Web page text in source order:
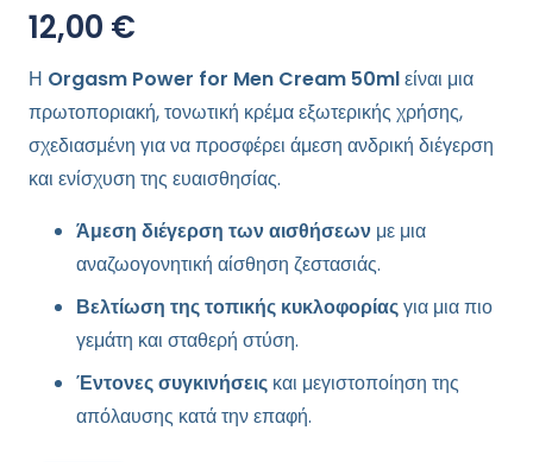
12,00 €
Η Orgasm Power for Men Cream 50mlείναι μια
πρωτοποριακή, τονωτική κρέμα εξωτερικής χρήσης,
σχεδιασμένη για να προσφέρει άμεση ανδρική διέγερση
και ενίσχυση της ευαισθησίας.
Άμεση διέγερση των αισθήσεων με μια
αναζωογονητική αίσθηση ζεστασιάς.
Βελτίωση της τοπικής κυκλοφορίαςγια μια πιο
γεμάτη και σταθερή στύση.
Έντονες συγκινήσεις και μεγιστοποίηση της
απόλαυσης κατά την επαφή.